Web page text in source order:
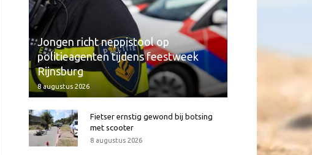
Jongen richt neppistool op
politieagenten tijdens feestweek
Rijnsburg
8 augustus 2026
Fietser ernstig gewond bij botsing
met scooter
8 augustus 2026